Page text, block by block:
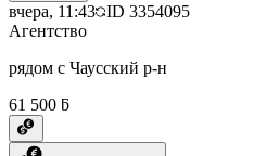
вчера, 11:43 ID 3354095
Агентство
рядом с Чаусский р-н
61 500 ƃ